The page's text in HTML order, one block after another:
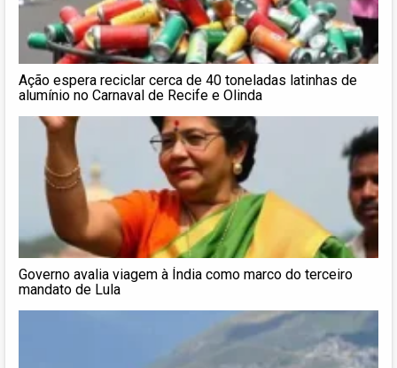
Ação espera reciclar cerca de 40 toneladas latinhas de
alumínio no Carnaval de Recife e Olinda
Governo avalia viagem à Índia como marco do terceiro
mandato de Lula